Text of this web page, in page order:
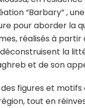
“Barbary” ,
pour aborder la
réalisés à
la
et de son
figures et
tout en